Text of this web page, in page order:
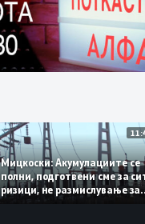
Мицкоски: Акумулациите
полни, подготвени сме за
ризици, не размислување
поскапување на струјата